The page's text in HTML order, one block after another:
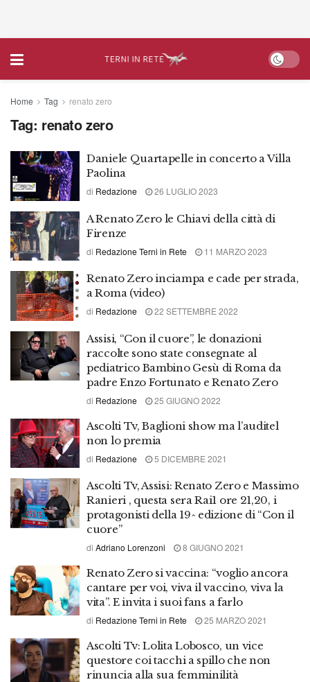
Home Tag renato zero
Tag: renato zero
Daniele Quartapelle in concerto a Villa
Paolina
di Redazione 26 LUGLIO 2023
A Renato Zero le Chiavi della città di
Firenze
di Redazione Terni in Rete 11 MARZO 2023
Renato Zero inciampa e cade per strada,
a Roma (video)
di Redazione 22 SETTEMBRE 2022
Assisi, “Con il cuore”, le donazioni
raccolte sono state consegnate al
pediatrico Bambino Gesù di Roma da
padre Enzo Fortunato e Renato Zero
di Redazione 25 GIUGNO 2022
Ascolti Tv, Baglioni show ma l’auditel
non lo premia
di Redazione 5 DICEMBRE 2021
Ascolti Tv, Assisi: Renato Zero e Massimo
Ranieri , questa sera Rai1 ore 21,20, i
protagonisti della 19^ edizione di “Con il
cuore”
di Adriano Lorenzoni 8 GIUGNO 2021
Renato Zero si vaccina: “voglio ancora
cantare per voi, viva il vaccino, viva la
vita”. E invita i suoi fans a farlo
di Redazione Terni in Rete 25 MARZO 2021
Ascolti Tv: Lolita Lobosco, un vice
questore coi tacchi a spillo che non
rinuncia alla sua femminilità